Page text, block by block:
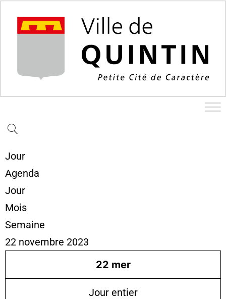
Jour
Agenda
Jour
Mois
Semaine
22 novembre 2023
22 mer
Jour entier